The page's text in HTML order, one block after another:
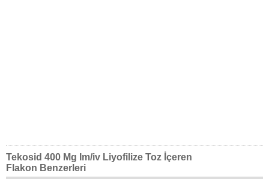
Tekosid 400 Mg Im/iv Liyofilize Toz İçeren
Flakon Benzerleri